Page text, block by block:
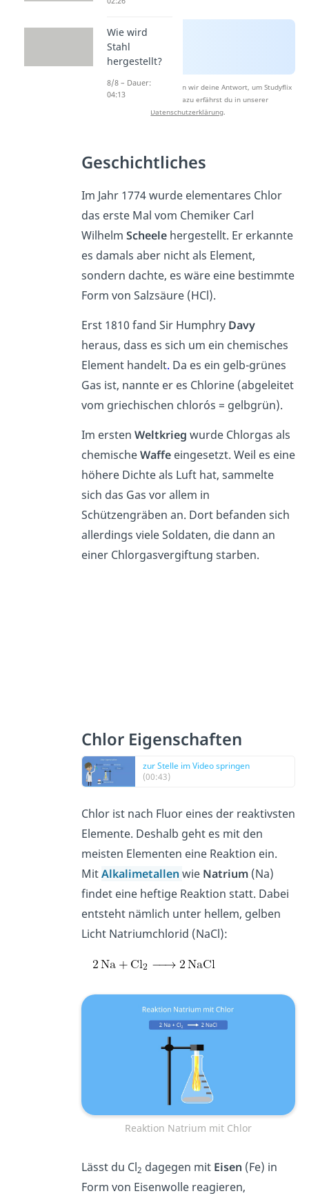
Nach Beantwortung speichern wir deine Antwort, um Studyflix
zu verbessern. Mehr dazu erfährst du in unserer
Datenschutzerklärung
Geschichtliches
Im Jahr 1774 wurde elementares Chlor
das erste Mal vom Chemiker Carl
Wilhelm Scheelehergestellt. Er erkannte
es damals aber nicht als Element,
sondern dachte, es wäre eine bestimmte
Form von Salzsäure (HCl).
Erst 1810 fand Sir Humphry Davy
heraus, dass es sich um ein chemisches
Element handelt. Da es ein gelb-grünes
Gas ist, nannte er es Chlorine (abgeleitet
vom griechischen chlorós = gelbgrün).
Im ersten Weltkrieg wurde Chlorgas als
chemischeWaffeeingesetzt. Weil es eine
höhere Dichte als Luft hat, sammelte
sich das Gas vor allem in
Schützengräben an. Dort befanden sich
allerdings viele Soldaten, die dann an
einer Chlorgasvergiftung starben.
Chlor Eigenschaften
zur Stelle im Video springen
(00:43)
Chlor ist nach Fluor eines der reaktivsten
Elemente. Deshalb geht es mit den
meisten Elementen eine Reaktion ein.
MitAlkalimetallen wie Natrium(Na)
findet eine heftige Reaktion statt. Dabei
entsteht nämlich unter hellem, gelben
Licht Natriumchlorid (NaCl):
Reaktion Natrium mit Chlor
Lässt du Cl2 dagegen mit Eisen (Fe) in
Form von Eisenwolle reagieren,
Wie wird
Stahl
hergestellt?
8/8 – Dauer:
04:13